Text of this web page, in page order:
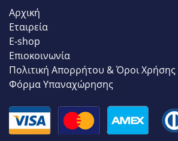
Αρχική
Εταιρεία
E-shop
Επιοκοινωνία
Πολιτική Απορρήτου & Όροι Χρήσης
Φόρμα Υπαναχώρησης